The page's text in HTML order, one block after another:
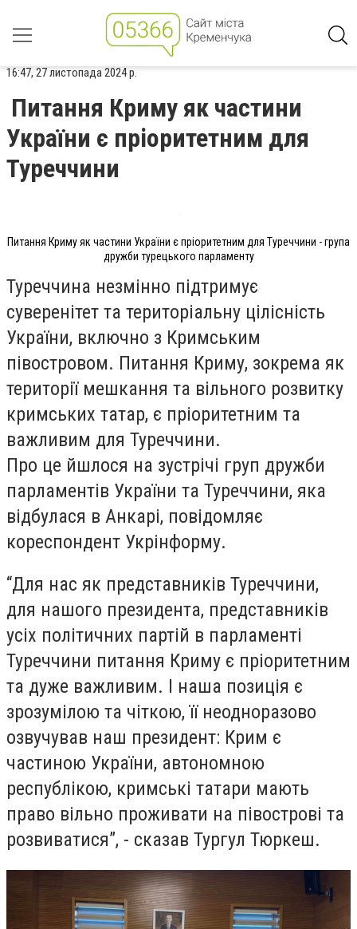
16:47, 27 листопада 2024 р.
Питання Криму як частини
України є пріоритетним для
Туреччини
Питання Криму як частини України є пріоритетним для Туреччини - група
дружби турецького парламенту
Туреччина незмінно підтримує
суверенітет та територіальну цілісність
України, включно з Кримським
півостровом. Питання Криму, зокрема як
території мешкання та вільного розвитку
кримських татар, є пріоритетним та
важливим для Туреччини.
Про це йшлося на зустрічі груп дружби
парламентів України та Туреччини, яка
відбулася в Анкарі, повідомляє
кореспондент Укрінформу.
“Для нас як представників Туреччини,
для нашого президента, представників
усіх політичних партій в парламенті
Туреччини питання Криму є пріоритетним
та дуже важливим. І наша позиція є
зрозумілою та чіткою, її неодноразово
озвучував наш президент: Крим є
частиною України, автономною
республікою, кримські татари мають
право вільно проживати на півострові та
розвиватися”, - сказав Тургул Тюркеш.